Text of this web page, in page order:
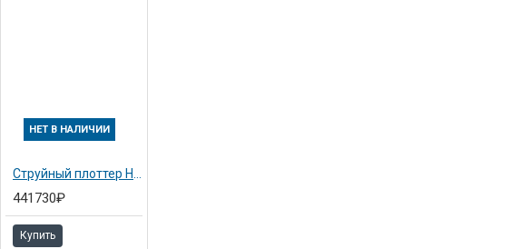
НЕТ В НАЛИЧИИ
Струйный плоттер HP Designjet 4500 A0 / 42" / 107cm
441730₽
Купить